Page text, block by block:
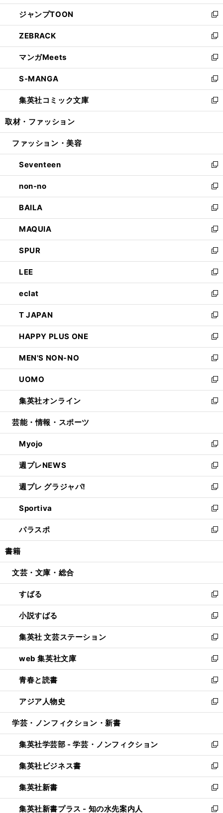
開
く
ウ
で
開
く
ン
ド
ウ
で
開
く
ウ
ィ
ン
ド
ウ
で
開
く
し
い
ウ
ィ
ン
ド
ウ
で
開
く
ジャンプTOON
新
し
い
ウ
ィ
ン
ド
ウ
で
開
ZEBRACK
新
し
い
ウ
ィ
ン
ド
ウ
開
マンガMeets
新
し
い
ウ
ィ
ン
ウ
開
く
S-MANGA
新
し
い
ウ
ン
ウ
で
開
く
集英社コミック文庫
新
し
ウ
ン
ド
ウ
で
開
く
取材・ファッション
ファッション・美容
Seventeen
新
し
い
ウ
ィ
ン
ド
ウ
で
開
く
non-no
新
し
い
ウ
ィ
ン
ド
ウ
で
開
く
BAILA
新
し
い
ウ
ィ
ン
ド
ウ
で
開
く
MAQUIA
新
し
い
ウ
ィ
ン
ド
ウ
で
開
く
SPUR
新
し
い
ウ
ィ
ン
ド
ウ
で
開
く
LEE
新
し
い
ウ
ィ
ン
ド
ウ
で
開
く
eclat
新
し
い
ウ
ィ
ン
ド
ウ
で
開
く
T JAPAN
新
し
い
ウ
ィ
ン
ド
ウ
で
開
HAPPY PLUS ONE
新
し
い
ウ
ィ
ン
ド
ウ
開
く
MEN'S NON-NO
新
し
い
ウ
ィ
ン
ウ
で
開
く
UOMO
新
し
い
ウ
ン
ド
ウ
で
開
く
集英社オンライン
新
し
ウ
ィ
ン
ド
ウ
で
開
く
芸能・情報・スポーツ
Myojo
新
し
い
ウ
ィ
ン
ド
ウ
で
開
週プレNEWS
新
し
い
ウ
ィ
ン
ド
ウ
開
週プレ グラジャパ!
新
し
い
ウ
ィ
ン
ウ
開
く
Sportiva
新
し
い
ウ
ン
ウ
で
開
く
パラスポ
新
し
ウ
ン
ド
ウ
で
開
く
書籍
文芸・文庫・総合
すばる
新
し
い
ウ
ィ
ン
ド
ウ
で
開
く
小説すばる
新
し
い
ウ
ィ
ン
ド
ウ
で
開
集英社 文芸ステーション
新
し
い
ウ
ィ
ン
ド
ウ
開
く
web 集英社文庫
新
し
い
ウ
ィ
ン
ウ
で
開
く
青春と読書
新
し
い
ウ
ン
ド
ウ
で
開
く
アジア人物史
新
し
ウ
ィ
ン
ド
ウ
で
開
く
学芸・ノンフィクション・新書
集英社学芸部 - 学芸・ノンフィクション
新
し
い
ウ
ィ
ン
ド
集英社ビジネス書
新
し
い
ウ
ィ
集英社新書
新
し
い
集英社新書プラス - 知の水先案内人
新